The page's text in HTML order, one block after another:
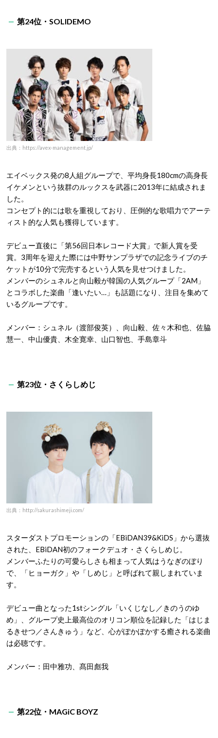
第24位・SOLIDEMO
出典：https://avex-management.jp/
エイベックス発の8人組グループで、平均身長180cmの高身長
イケメンという抜群のルックスを武器に2013年に結成されま
した。
コンセプト的には歌を重視しており、圧倒的な歌唱力でアーテ
ィスト的な人気も獲得しています。
デビュー直後に「第56回日本レコード大賞」で新人賞を受
賞。3周年を迎えた際には中野サンプラザでの記念ライブのチ
ケットが10分で完売するという人気を見せつけました。
メンバーのシュネルと向山毅が韓国の人気グループ「2AM」
とコラボした楽曲「逢いたい…」も話題になり、注目を集めて
いるグループです。
メンバー：シュネル（渡部俊英）、向山毅、佐々木和也、佐脇
慧一、中山優貴、木全寛幸、山口智也、手島章斗
第23位・さくらしめじ
出典：http://sakurashimeji.com/
スターダストプロモーションの「EBiDAN39&KiDS」から選抜
された、EBiDAN初のフォークデュオ・さくらしめじ。
メンバーふたりの可愛らしさも相まって人気はうなぎのぼり
で、「ヒョーガク」や「しめじ」と呼ばれて親しまれていま
す。
デビュー曲となった1stシングル「いくじなし／きのうのゆ
め」、グループ史上最高位のオリコン順位を記録した「はじま
るきせつ／さんきゅう」など、心がぽかぽかする癒される楽曲
は必聴です。
メンバー：田中雅功、髙田彪我
第22位・MAGiC BOYZ